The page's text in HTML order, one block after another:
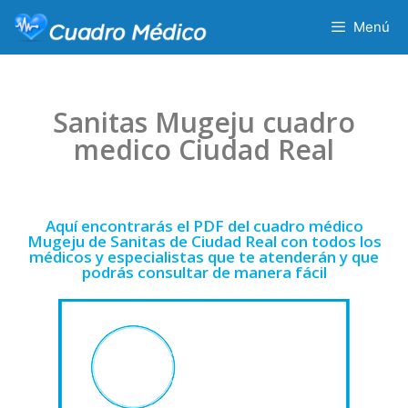
Menú
Sanitas Mugeju cuadro
medico Ciudad Real
Aquí encontrarás el PDF del cuadro médico
Mugeju de Sanitas de Ciudad Real con todos los
médicos y especialistas que te atenderán y que
podrás consultar de manera fácil